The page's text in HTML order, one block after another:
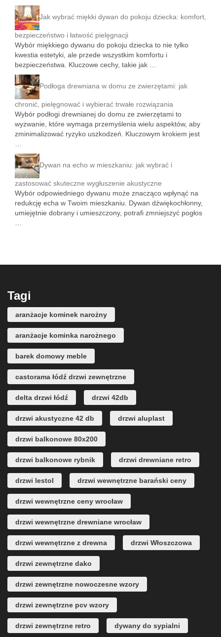
Jak wybrać miękki dywan do pokoju dziecka: komfort,
bezpieczeństwo i łatwość pielęgnacji
Wybór miękkiego dywanu do pokoju dziecka to nie tylko
kwestia estetyki, ale przede wszystkim komfortu i
bezpieczeństwa. Kluczowe cechy, takie jak …
Podłoga drewniana w domu ze zwierzętami: jak
chronić, pielęgnować i wybierać trwałe rozwiązania
Wybór podłogi drewnianej do domu ze zwierzętami to
wyzwanie, które wymaga przemyślenia wielu aspektów, aby
zminimalizować ryzyko uszkodzeń. Kluczowym krokiem jest
Dywan na echo w mieszkaniu: jak wybrać i
zastosować skuteczne wygłuszenie akustyczne
Wybór odpowiedniego dywanu może znacząco wpłynąć na
redukcję echa w Twoim mieszkaniu. Dywan dźwiękochłonny,
umiejętnie dobrany i umieszczony, potrafi zmniejszyć pogłos
Tagi
aranżacje kominek narożny
aranżacje kominka narożnego
barek domowy meble
castorama łódź drzwi zewnętrzne
delta drzwi łódź drzwi 42db
drzwi akustyczne 42 db drzwi aluplast
drzwi balkonowe 80x200
drzwi balkonowe rybnik drzwi drewniane retro
drzwi lestol drzwi wewnętrzne barański ceny
drzwi wewnętrzne ceny wrocław
drzwi wewnętrzne drewniane wrocław
drzwi wewnętrzne z drewna drzwi Włoszczowa
drzwi zewnętrzne dako
drzwi zewnętrzne nowoczesne wzory
drzwi zewnętrzne pcv wzory
drzwi zewnętrzne retro dywany do sypialni